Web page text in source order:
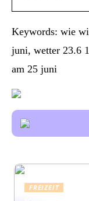
Keywords: wie
juni, wetter 23.6
am 25 juni
FREIZEIT